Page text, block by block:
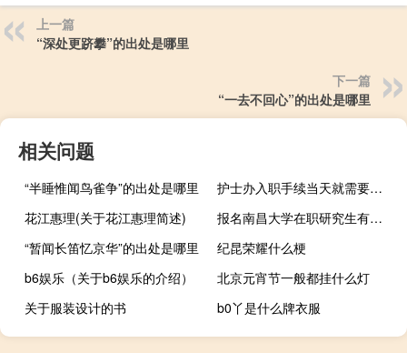
上一篇
“深处更跻攀”的出处是哪里
下一篇
“一去不回心”的出处是哪里
相关问题
“半睡惟闻鸟雀争”的出处是哪里
护士办入职手续当天就需要上班吗
花江惠理(关于花江惠理简述)
报名南昌大学在职研究生有没有考试
“暂闻长笛忆京华”的出处是哪里
纪昆荣耀什么梗
b6娱乐（关于b6娱乐的介绍）
北京元宵节一般都挂什么灯
关于服装设计的书
b0丫是什么牌衣服